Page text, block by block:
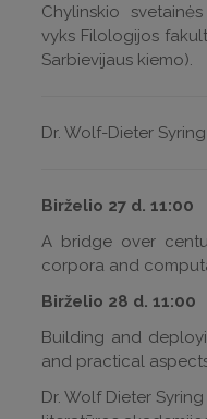
Chylinskio
vyks Filologijos
Sarbievijaus kiemo).
Dr. Wolf-Dieter
Birželio 27 d. 11:00
A bridge over
corpora and
Birželio 28 d. 11:00
Building and
and practical
Dr. Wolf Dieter